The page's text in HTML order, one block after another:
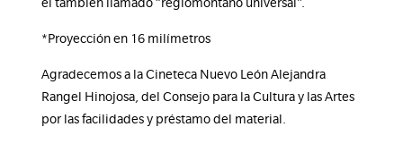
*Proyección en 16 milímetros
Agradecemos a la Cineteca Nuevo León Alejandra
Rangel Hinojosa, del Consejo para la Cultura y las Artes
por las facilidades y préstamo del material.